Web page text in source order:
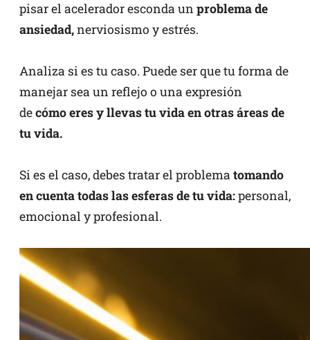
pisar el acelerador esconda un problema de
ansiedad,nerviosismo y estrés.
Analiza si es tu caso. Puede ser que tu forma de
manejar sea un reflejo o una expresión
decómo eres y llevas tu vida en otras áreas de
tu vida.
Si es el caso, debes tratar el problema tomando
en cuenta todas las esferas de tu vida:personal,
emocional y profesional.